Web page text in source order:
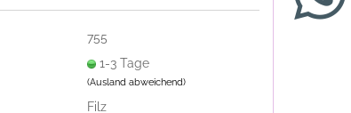
755
1-3 Tage
(Ausland abweichend)
Filz